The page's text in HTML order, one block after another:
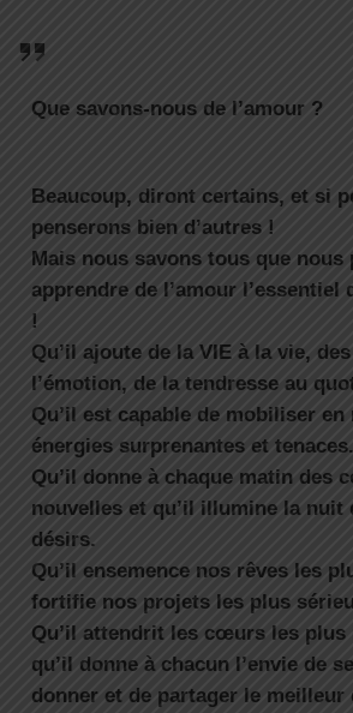
Que savons-nous de l’amour ?
Beaucoup, diront certains, et si
penserons bien d’autres !
Mais nous savons tous que nous
apprendre de l’amour l’essentiel
!
Qu’il ajoute de la VIE à la vie,
l’émotion, de la tendresse au
Qu’il est capable de mobiliser en
énergies surprenantes et tenaces.
Qu’il donne à chaque matin des
nouvelles et qu’il illumine la nuit
désirs.
Qu’il ensemence nos rêves les
fortifie nos projets les plus
Qu’il attendrit les cœurs les plus
qu’il donne à chacun l’envie de
donner et de partager le meilleur